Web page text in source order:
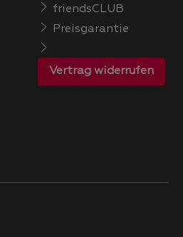
friendsCLUB
Preisgarantie